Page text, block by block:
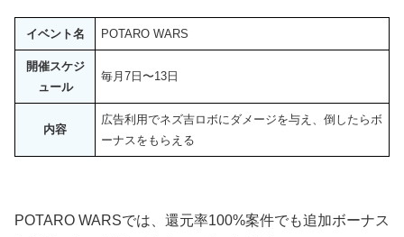
イベント名 POTARO WARS
開催スケジ
ュール
毎月7日〜13日
内容
広告利用でネズ吉ロボにダメージを与え、倒したらボ
ーナスをもらえる
POTARO WARSでは、還元率100%案件でも追加ボーナス